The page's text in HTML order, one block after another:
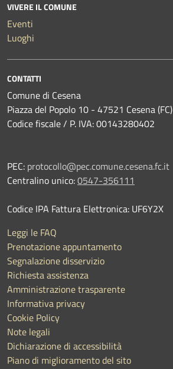
VIVERE IL COMUNE
Eventi
Luoghi
CONTATTI
Comune di Cesena
Piazza del Popolo 10 - 47521 Cesena (FC)
Codice fiscale / P. IVA: 00143280402
PEC: protocollo@pec.comune.cesena.fc.it
Centralino unico:0547-356111
Codice IPA Fattura Elettronica: UF6Y2X
Leggi le FAQ
Prenotazione appuntamento
Segnalazione disservizio
Richiesta assistenza
Amministrazione trasparente
Informativa privacy
Cookie Policy
Note legali
Dichiarazione di accessibilità
Piano di miglioramento del sito